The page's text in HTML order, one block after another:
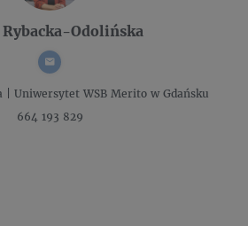
Odolińska
Uniwersytet WSB Merito w Gdańsku
664 193 829